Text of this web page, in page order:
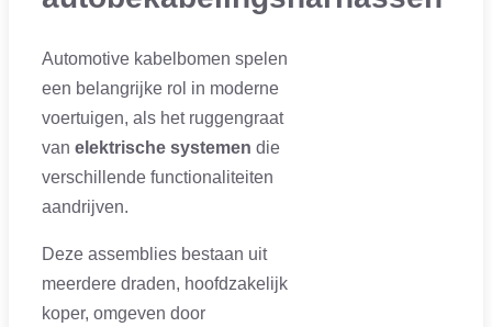
Automotive kabelbomen spelen
een belangrijke rol in moderne
voertuigen, als het ruggengraat
van elektrische systemen die
verschillende functionaliteiten
aandrijven.
Deze assemblies bestaan uit
meerdere draden, hoofdzakelijk
koper, omgeven door